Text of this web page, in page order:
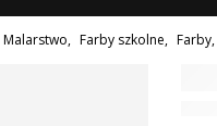
Malarstwo, Farby szkolne, Farby,